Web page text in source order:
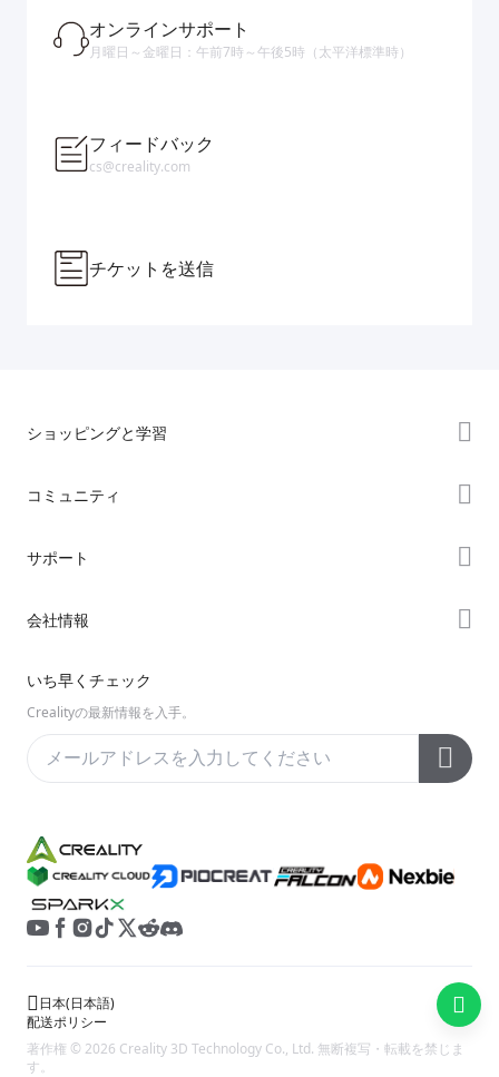
オンラインサポート
月曜日～金曜日：午前7時～午後5時（太平洋標準時）
フィードバック
cs@creality.com
チケットを送信
ショッピングと学習
K2シリーズ
コミュニティ
Discord
サポート
ヘルプ
ビデオ
アフターサービス
会社情報
お問い合わせ
いち早くチェック
Crealityの最新情報を入手。
配送ポリシー
日本(日本語)
著作権 © 2026 Creality 3D Technology Co., Ltd. 無断複写・転載を禁じま
す。